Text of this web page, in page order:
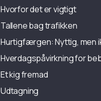
Hvorfor det er vigtigt
Tallene bag trafikken
Hurtigfærgen: Nyttig, men
Hverdagspåvirkning for
Et kig fremad
Udtagning